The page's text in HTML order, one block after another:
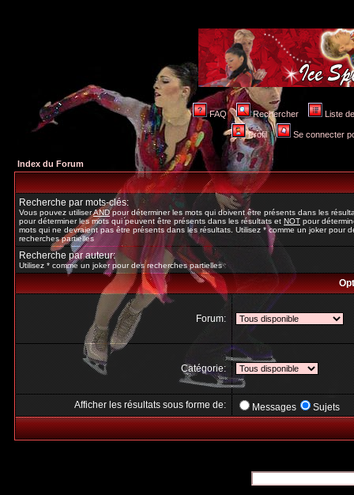
FAQ Rechercher Liste
Profil Se connecter
Index du Forum
Recherche par mots-clés:
Vous pouvez utiliserANDpour déterminer les mots qui doivent être présents dans les
pour déterminer les mots qui peuvent être présents dans les résultats etNOTpour
mots qui ne devraient pas être présents dans les résultats. Utilisez * comme un joker pour
recherches partielles
Recherche par auteur:
Utilisez * comme un joker pour des recherches partielles
Forum:
Catégorie:
Afficher les résultats sous forme de: Messages Sujets